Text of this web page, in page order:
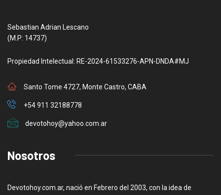
Sebastian Adrian Lescano
(M.P: 14737)
Propiedad Intelectual: RE-2024-61533276-APN-DNDA#MJ
Santo Tome 4727, Monte Castro, CABA
+54 911 32188778
devotohoy@yahoo.com.ar
Nosotros
Devotohoy.com.ar, nació en Febrero del 2003, con la idea de